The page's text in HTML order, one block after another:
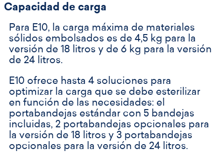
Capacidad de carga
Para E10, la carga máxima de materiales
sólidos embolsados es de 4,5 kg para la
versión de 18 litros y de 6 kg para la versión
de 24 litros.
E10 ofrece hasta 4 soluciones para
optimizar la carga que se debe esterilizar
en función de las necesidades: el
portabandejas estándar con 5 bandejas
incluidas, 2 portabandejas opcionales para
la versión de 18 litros y 3 portabandejas
opcionales para la versión de 24 litros.